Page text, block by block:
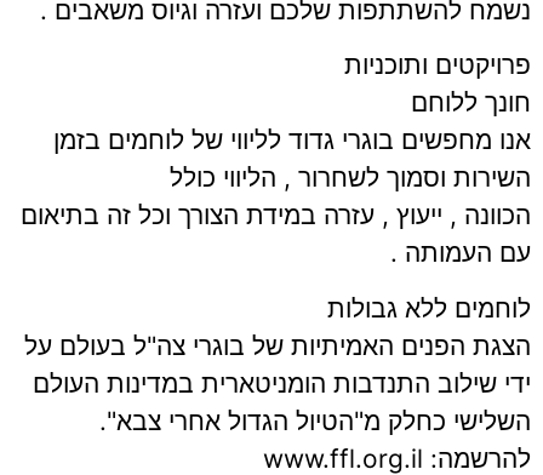
נשמח להשתתפות שלכם ועזרה וגיוס משאבים .
פרויקטים ותוכניות
חונך ללוחם
אנו מחפשים בוגרי גדוד לליווי של לוחמים בזמן
השירות וסמוך לשחרור , הליווי כולל
הכוונה , ייעוץ , עזרה במידת הצורך וכל זה בתיאום
עם העמותה .
לוחמים ללא גבולות
הצגת הפנים האמיתיות של בוגרי צה"ל בעולם על
ידי שילוב התנדבות הומניטארית במדינות העולם
השלישי כחלק מ"הטיול הגדול אחרי צבא".
להרשמה: www.ffl.org.il